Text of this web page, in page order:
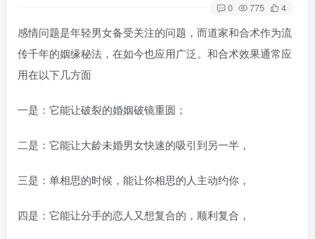
0 775 4
感情问题是年轻男女备受关注的问题，而道家和合术作为流
传千年的姻缘秘法，在如今也应用广泛。和合术效果通常应
用在以下几方面
一是：它能让破裂的婚姻破镜重圆；
二是：它能让大龄未婚男女快速的吸引到另一半，
三是：单相思的时候，能让你相思的人主动约你，
四是：它能让分手的恋人又想复合的，顺利复合，